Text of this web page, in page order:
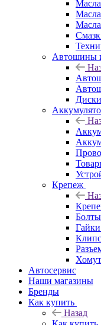
Автошины
Диски
Крепеж
Автосервис
Наши магазины
Бренды
Как купить
Назад